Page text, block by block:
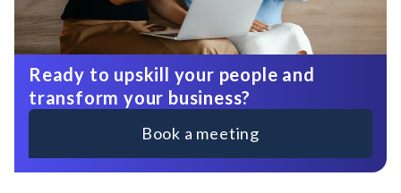
Ready to upskill your people and
transform your business?
Book a meeting